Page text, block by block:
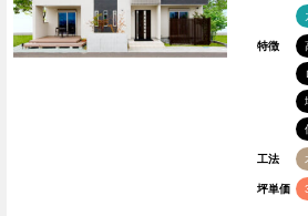
特徴
工法
坪単価